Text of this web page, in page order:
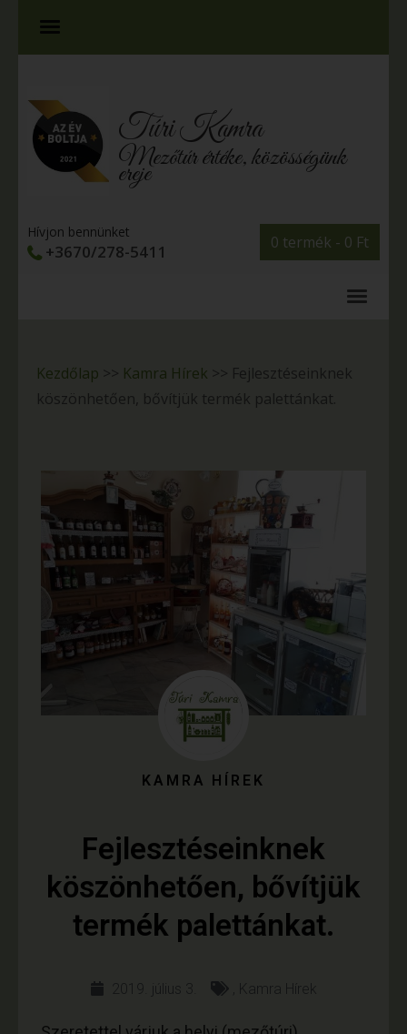
Túri Kamra
Mezőtúr értéke, közösségünk
ereje
0 termék - 0 Ft
Hívjon bennünket
+3670/278-5411
Kezdőlap >> Kamra Hírek >> Fejlesztéseinknek
köszönhetően, bővítjük termék palettánkat.
KAMRA HÍREK
Fejlesztéseinknek
köszönhetően, bővítjük
termék palettánkat.
2019. július 3. , Kamra Hírek